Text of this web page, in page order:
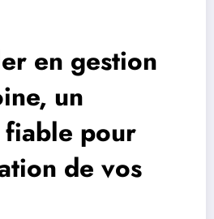
en gestion
un
pour
de vos